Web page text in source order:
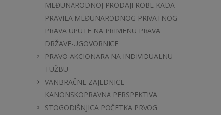
MEĐUNARODNOJ PRODAJI ROBE KADA
PRAVILA MEĐUNARODNOG PRIVATNOG
PRAVA UPUTE NA PRIMENU PRAVA
DRŽAVE-UGOVORNICE
PRAVO AKCIONARA NA INDIVIDUALNU
TUŽBU
VANBRAČNE ZAJEDNICE –
KANONSKOPRAVNA PERSPEKTIVA
STOGODIŠNJICA POČETKA PRVOG